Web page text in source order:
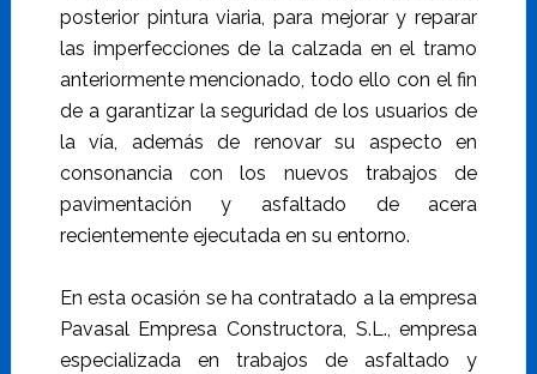
posterior pintura viaria, para mejorar y reparar
las imperfecciones de la calzada en el tramo
anteriormente mencionado, todo ello con el fin
de a garantizar la seguridad de los usuarios de
la vía, además de renovar su aspecto en
consonancia con los nuevos trabajos de
pavimentación y asfaltado de acera
recientemente ejecutada en su entorno.
En esta ocasión se ha contratado a la empresa
Pavasal Empresa Constructora, S.L., empresa
especializada en trabajos de asfaltado y